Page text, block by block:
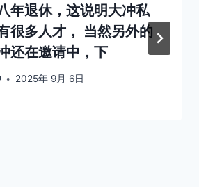
年退休，这说明大冲私
很多人才， 当然另外的
还在邀请中，下
2025年 9月 6日